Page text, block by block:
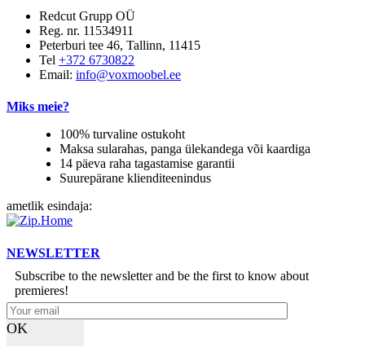
Redcut Grupp OÜ
Reg. nr. 11534911
Peterburi tee 46, Tallinn, 11415
Tel +372 6730822
Email: info@voxmoobel.ee
Miks meie?
100% turvaline ostukoht
Maksa sularahas, panga ülekandega või kaardiga
14 päeva raha tagastamise garantii
Suurepärane klienditeenindus
ametlik esindaja:
NEWSLETTER
Subscribe to the newsletter and be the first to know about
premieres!
OK